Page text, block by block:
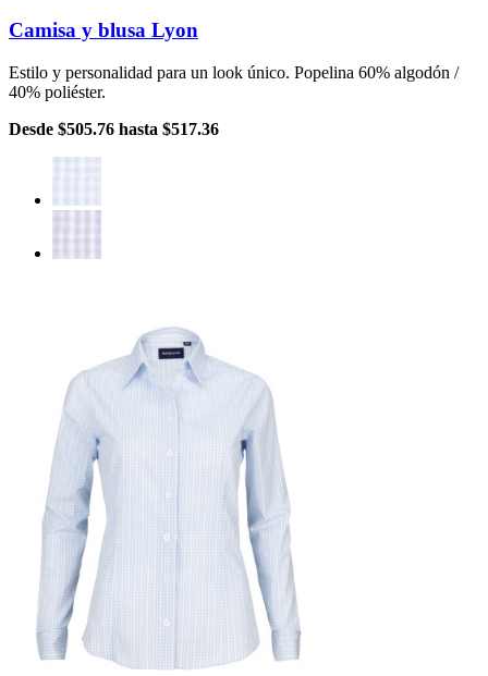
Camisa y blusa Lyon
Estilo y personalidad para un look único. Popelina 60% algodón /
40% poliéster.
Desde $505.76 hasta $517.36